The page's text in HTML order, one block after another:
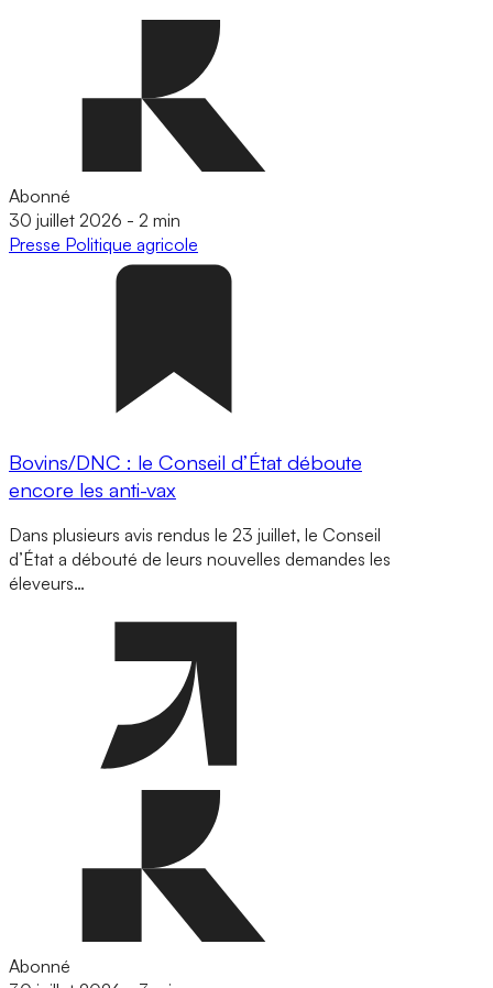
Abonné
30 juillet 2026 - 2 min
Presse Politique agricole
Bovins/DNC : le Conseil d’État déboute
encore les anti-vax
Dans plusieurs avis rendus le 23 juillet, le Conseil
d’État a débouté de leurs nouvelles demandes les
éleveurs…
Abonné